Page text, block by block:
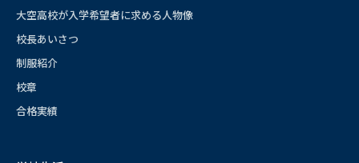
大空高校が入学希望者に求める人物像
校長あいさつ
制服紹介
校章
合格実績